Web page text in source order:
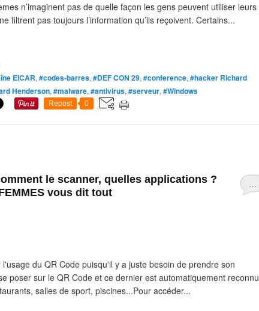
n’imaginent pas de quelle façon les gens peuvent utiliser leurs
filtrent pas toujours l’information qu’ils reçoivent. Certains...
EICAR, #codes-barres, #DEF CON 29, #conference, #hacker Richard
Henderson, #malware, #antivirus, #serveur, #Windows
Repost 0
…
le scanner, quelles applications ?
vous dit tout
du QR Code puisqu'il y a juste besoin de prendre son
poser sur le QR Code et ce dernier est automatiquement reconnu
salles de sport, piscines...Pour accéder...